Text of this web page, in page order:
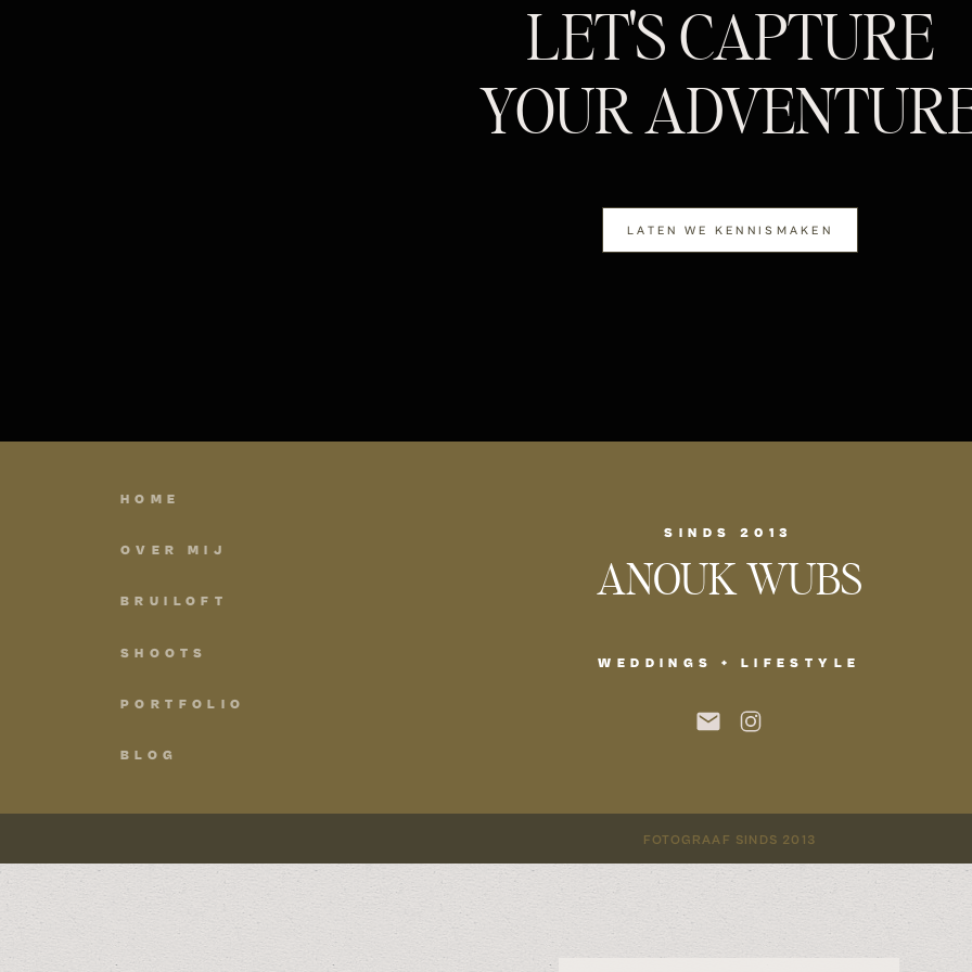
LET'S CAPTURE
YOUR
LATEN WE KENNISMAKEN
BLOG
PORTFOLIO
SHOOTS
BRUILOFT
OVER MIJ
HOME
ANOUK WUBS
WEDDINGS + LIFESTYLE
SINDS 2013
FOTOGRAAF SINDS 2013